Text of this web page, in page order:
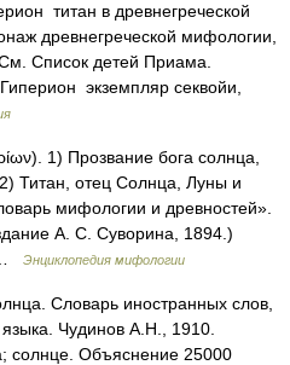
титан в древнегреческой
древнегреческой мифологии,
Список детей Приама.
экземпляр секвойи,
1) Прозвание бога солнца,
Титан, отец Солнца, Луны и
мифологии и древностей».
А. С. Суворина, 1894.)
Энциклопедия мифологии
Словарь иностранных слов,
Чудинов А.Н., 1910.
солнце. Объяснение 25000